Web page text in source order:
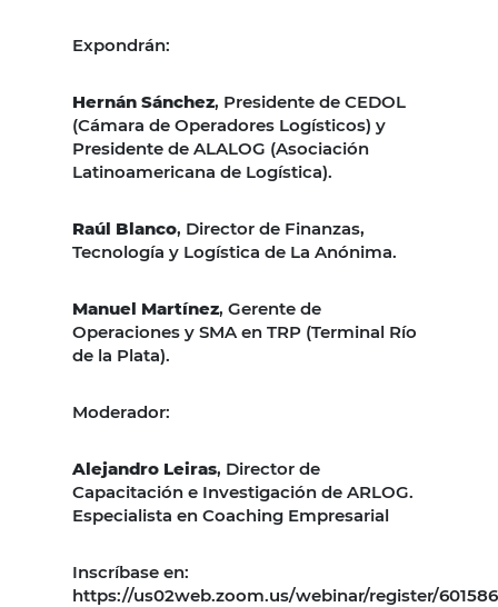
Expondrán:
Hernán Sánchez, Presidente de CEDOL
(Cámara de Operadores Logísticos) y
Presidente de ALALOG (Asociación
Latinoamericana de Logística).
Raúl Blanco, Director de Finanzas,
Tecnología y Logística de La Anónima.
Manuel Martínez, Gerente de
Operaciones y SMA en TRP (Terminal Río
de la Plata).
Moderador:
Alejandro Leiras, Director de
Capacitación e Investigación de ARLOG.
Especialista en Coaching Empresarial
Inscríbase en:
https://us02web.zoom.us/webinar/register/